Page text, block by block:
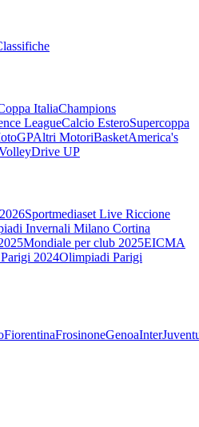
ItaliaChampions
LeagueCalcio EsteroSupercoppa
Altri MotoriBasketAmerica's
Drive UP
Sportmediaset Live Riccione
Invernali Milano Cortina
Mondiale per club 2025EICMA
2024Olimpiadi Parigi
FiorentinaFrosinoneGenoaInter